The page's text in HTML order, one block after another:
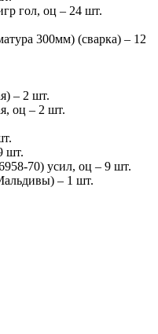
гол, оц – 24 шт.
300мм) (сварка) – 12
– 2 шт.
оц – 2 шт.
шт.
70) усил, оц – 9 шт.
– 1 шт.